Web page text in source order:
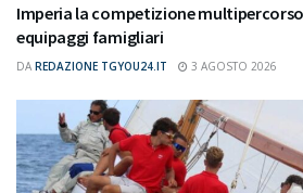
Imperia la competizione
equipaggi famigliari
DA REDAZIONE TGYOU24.IT 3 AGOSTO 2026